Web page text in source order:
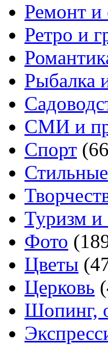
Ремонт и
Ретро и
Рыбалка
СМИ и
Спорт
Стильные
Туризм и
Фото
Цветы
Церковь
Шопинг,